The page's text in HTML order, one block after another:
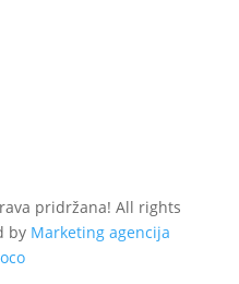
pridržana! All rights
by Marketing agencija